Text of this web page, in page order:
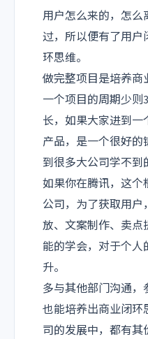
用户怎么来的，怎么
过，所以便有了用户
环思维。
做完整项目是培养商
一个项目的周期少则
长，如果大家进到
产品，是一个很好
到很多大公司学不到
如果你在腾讯，这个
公司，为了获取用
放、文案制作、卖点
能的学会，对于个
升。
多与其他部门沟通
也能培养出商业闭环
司的发展中，都有